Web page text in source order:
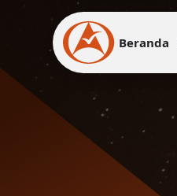
Beranda